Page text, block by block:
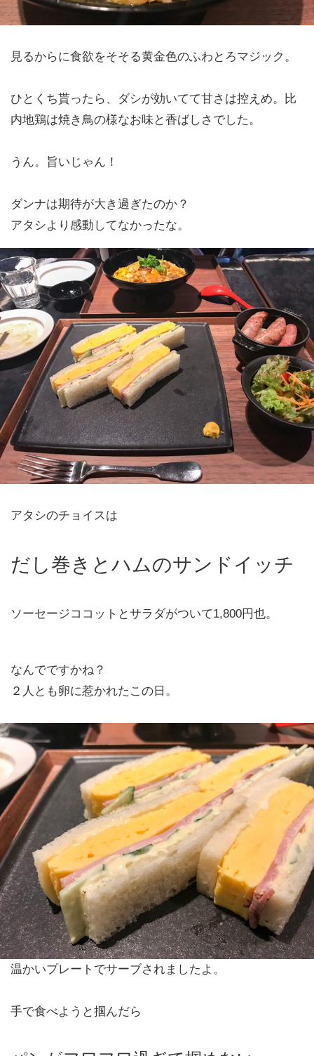
見るからに食欲をそそる黄金色のふわとろマジック。
ひとくち貰ったら、ダシが効いてて甘さは控えめ。比
内地鶏は焼き鳥の様なお味と香ばしさでした。
うん。旨いじゃん！
ダンナは期待が大き過ぎたのか？
アタシより感動してなかったな。
アタシのチョイスは
だし巻きとハムのサンドイッチ
ソーセージココットとサラダがついて1,800円也。
なんでですかね？
２人とも卵に惹かれたこの日。
温かいプレートでサーブされましたよ。
手で食べようと掴んだら